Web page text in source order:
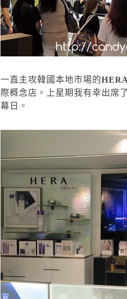
一直主攻韓國本地市場的
際概念店。 上星期我有幸出席
幕日。